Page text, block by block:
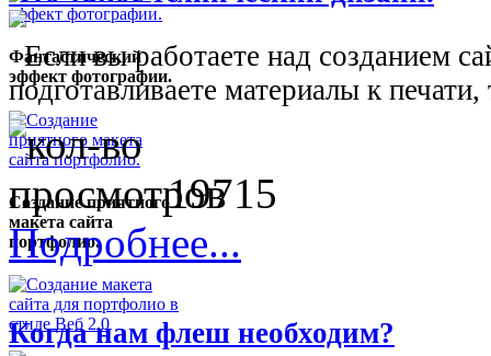
Фантастический
эффект фотографии.
Создание приятного
макета сайта
портфолио.
Если вы работаете над созданием
подготавливаете материалы к
19715
Подробнее...
Когда нам флеш необходим?